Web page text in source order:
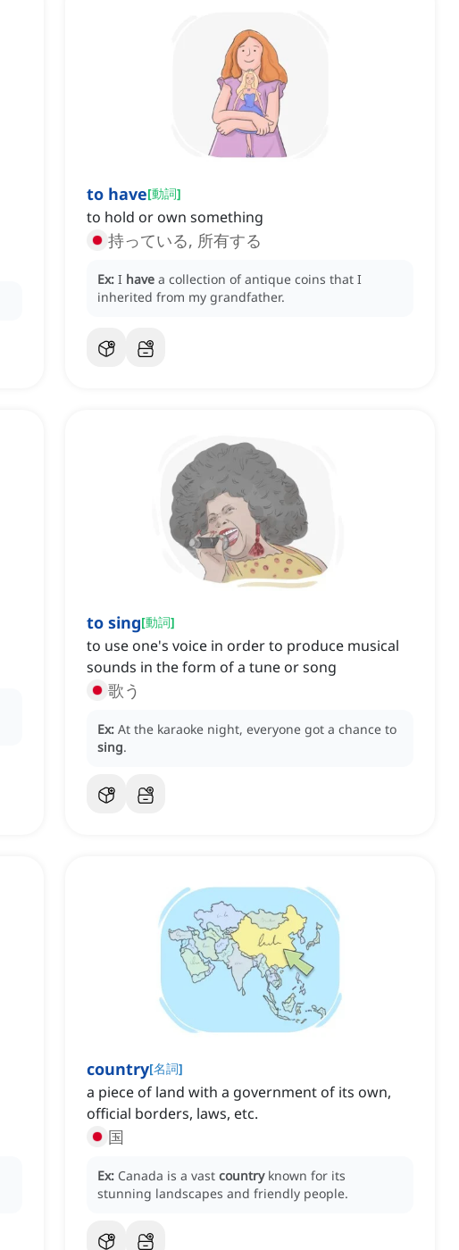
to have[動詞]
to hold or own something
持っている, 所有する
Ex: I have a collection of antique coins that I
inherited from my grandfather.
to sing[動詞]
to use one's voice in order to produce musical
sounds in the form of a tune or song
歌う
Ex: At the karaoke night, everyone got a chance to
sing.
country[名詞]
a piece of land with a government of its own,
official borders, laws, etc.
国
Ex: Canada is a vast country known for its
stunning landscapes and friendly people.